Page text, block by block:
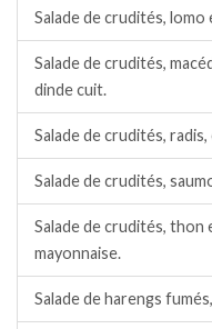
Salade de crudités,
Salade de crudités,
dinde cuit.
Salade de crudités,
Salade de crudités,
Salade de crudités, thon
mayonnaise.
Salade de harengs